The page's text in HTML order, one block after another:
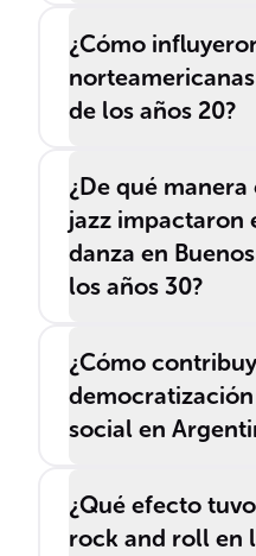
¿Cómo
de los años 20?
¿De qué
jazz impactaron
danza en
los años 30?
¿Cómo
social en
¿Qué efecto
rock and roll en